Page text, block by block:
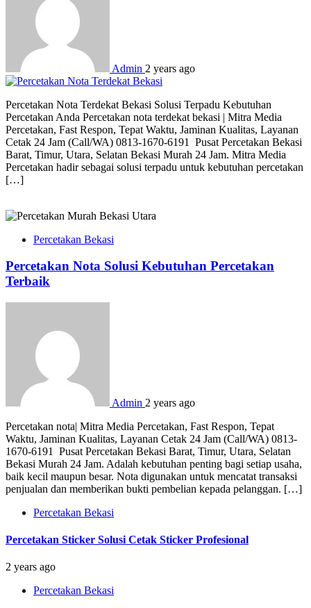
Admin 2 years ago
Percetakan Nota Terdekat Bekasi Solusi Terpadu Kebutuhan
Percetakan Anda Percetakan nota terdekat bekasi | Mitra Media
Percetakan, Fast Respon, Tepat Waktu, Jaminan Kualitas, Layanan
Cetak 24 Jam (Call/WA) 0813-1670-6191 Pusat Percetakan Bekasi
Barat, Timur, Utara, Selatan Bekasi Murah 24 Jam. Mitra Media
Percetakan hadir sebagai solusi terpadu untuk kebutuhan percetakan
[…]
Percetakan Bekasi
Percetakan Nota Solusi Kebutuhan Percetakan
Terbaik
Admin 2 years ago
Percetakan nota| Mitra Media Percetakan, Fast Respon, Tepat
Waktu, Jaminan Kualitas, Layanan Cetak 24 Jam (Call/WA) 0813-
1670-6191 Pusat Percetakan Bekasi Barat, Timur, Utara, Selatan
Bekasi Murah 24 Jam. Adalah kebutuhan penting bagi setiap usaha,
baik kecil maupun besar. Nota digunakan untuk mencatat transaksi
penjualan dan memberikan bukti pembelian kepada pelanggan. […]
Percetakan Bekasi
Percetakan Sticker Solusi Cetak Sticker Profesional
2 years ago
Percetakan Bekasi